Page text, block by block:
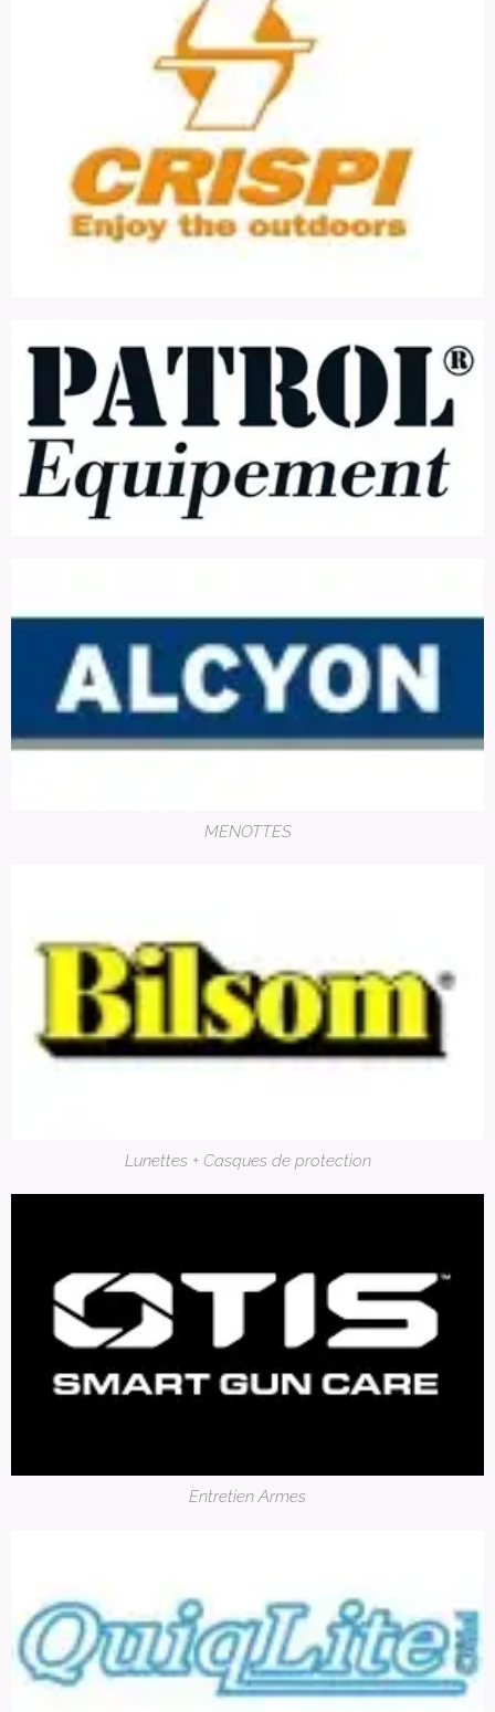
MENOTTES
Lunettes + Casques de protection
Entretien Armes